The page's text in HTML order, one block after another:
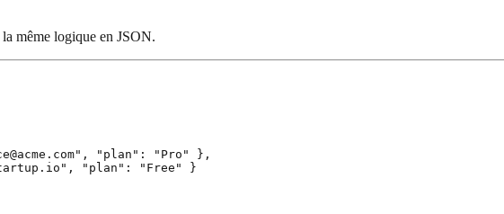
même logique en JSON.
"plan": "Pro" },
"plan": "Free" }